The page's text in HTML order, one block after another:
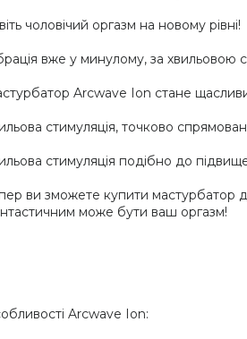
чоловічий оргазм на новому рівні!
вже у минулому, за хвильовою
Arcwave Ion стане
стимуляція, точково
стимуляція подібно до
ви зможете купити мастурбатор
може бути ваш оргазм!
Arcwave Ion: